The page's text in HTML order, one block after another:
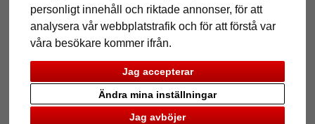
personligt innehåll och riktade annonser, för att
analysera vår webbplatstrafik och för att förstå var
våra besökare kommer ifrån.
Jag accepterar
Jag avböjer
Ändra mina inställningar
Om du vill ta del av vårt nyhetsbrev, vänligen skriv in din
email nedan. Du kan avbryta abonnemanget när som helst.
Service
Kontakt